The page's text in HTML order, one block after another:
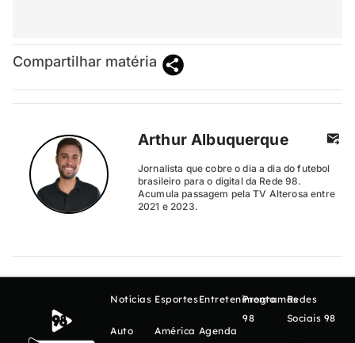
Compartilhar matéria
Arthur Albuquerque
Jornalista que cobre o dia a dia do futebol
brasileiro para o digital da Rede 98.
Acumula passagem pela TV Alterosa entre
2021 e 2023.
Notícias
Auto
Esportes
América
Entretenimento
Agenda
Programas
98
Redes
Sociais 98